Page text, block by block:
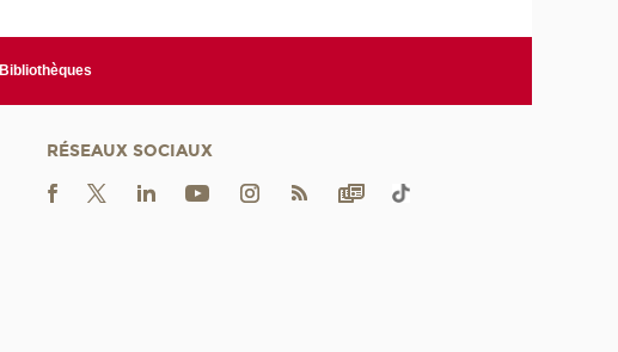
Bibliothèques
RÉSEAUX SOCIAUX